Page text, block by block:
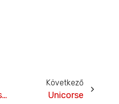
Suzuki Team Austria
Következő
Unicorse